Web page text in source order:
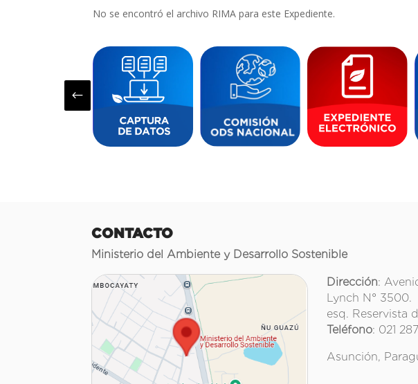
No se encontró el archivo RIMA para este Expediente.
#
CONTACTO
Ministerio del Ambiente y Desarrollo Sostenible
Dirección:
Lynch N° 3500.
esq. Reservista
Teléfono: 021
Asunción,